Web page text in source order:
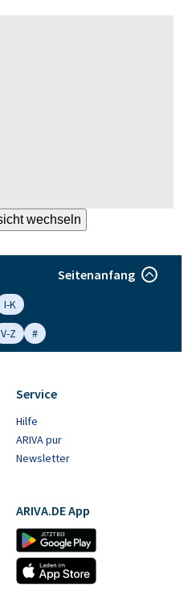
Seitenanfang
I-K
V-Z #
Service
Hilfe
ARIVA pur
Newsletter
ARIVA.DE App